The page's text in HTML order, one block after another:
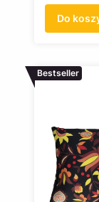
Do
Bestseller